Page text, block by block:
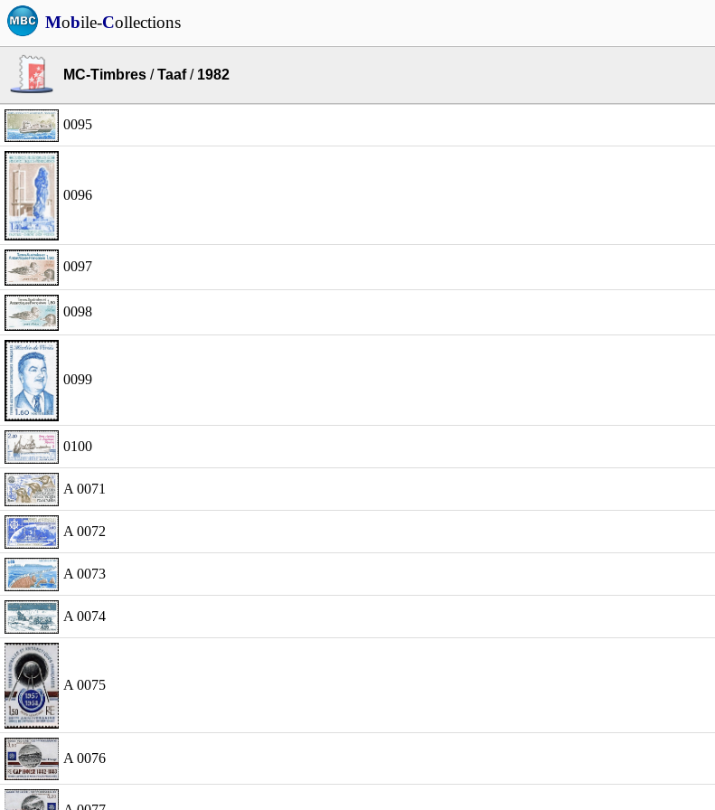
Mobile-Collections
MC-Timbres /Taaf/ 1982
0095
0096
0097
0098
0099
0100
A 0071
A 0072
A 0073
A 0074
A 0075
A 0076